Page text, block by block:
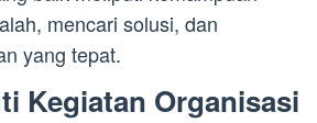
mencari solusi, dan
yang tepat.
Kegiatan Organisasi